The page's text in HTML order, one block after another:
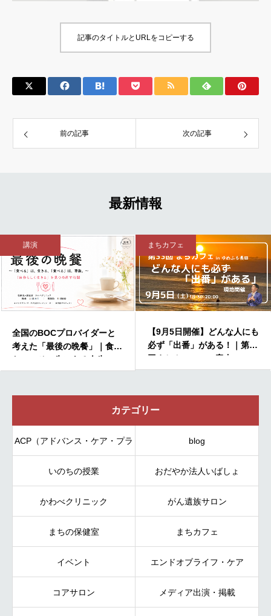
記事のタイトルとURLをコピーする
前の記事 次の記事
最新情報
講演
全国のBOCプロバイダーと
考えた「最後の晩餐」｜食べ
たい、その先にある人生
まちカフェ
【9月5日開催】どんな人にも
必ず「出番」がある！｜第33
回まちカフェのご案内
カテゴリー
ACP（アドバンス・ケア・プラ
ンニング）
blog
いのちの授業 おだやか法人いばしょ
かわべクリニック がん遺族サロン
まちの保健室 まちカフェ
イベント エンドオブライフ・ケア
コアサロン メディア出演・掲載